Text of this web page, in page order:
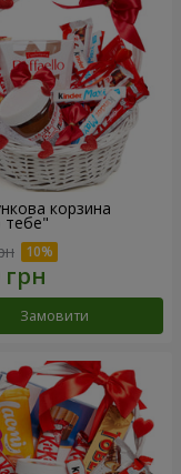
корзина
тебе"
Замовити